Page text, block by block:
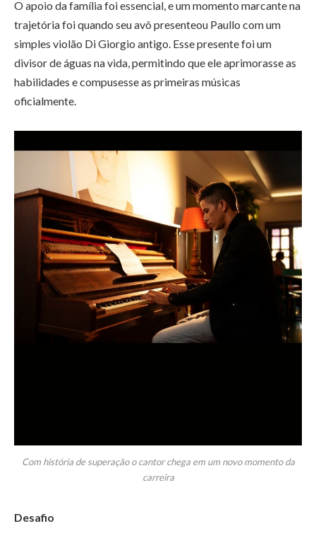
O apoio da família foi essencial, e um momento marcante na
trajetória foi quando seu avô presenteou Paullo com um
simples violão Di Giorgio antigo. Esse presente foi um
divisor de águas na vida, permitindo que ele aprimorasse as
habilidades e compusesse as primeiras músicas
oficialmente.
Com história de superação o cantor chega em um novo momento da
carreira
Desafio